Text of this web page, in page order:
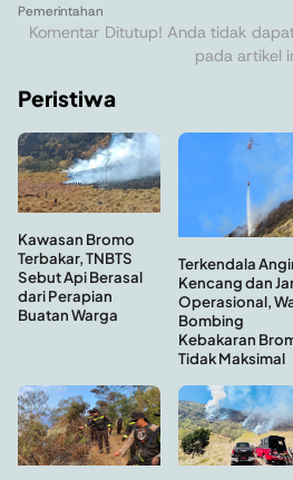
Pemerintahan
Komentar Ditutup! Anda tidak
pada artikel
Peristiwa
Kawasan Bromo
Terbakar, TNBTS
Sebut Api Berasal
dari Perapian
Buatan Warga
Terkendala
Kencang dan
Operasional,
Bombing
Kebakaran
Tidak Maksimal